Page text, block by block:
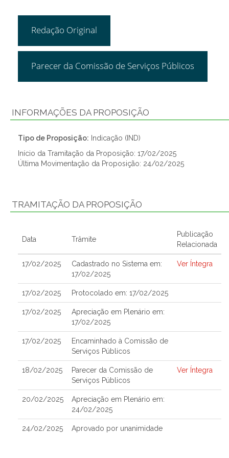
Redação Original
Parecer da Comissão de Serviços Públicos
INFORMAÇÕES DA PROPOSIÇÃO
Tipo de Proposição: Indicação (IND)
Início da Tramitação da Proposição: 17/02/2025
Última Movimentação da Proposição: 24/02/2025
TRAMITAÇÃO DA PROPOSIÇÃO
Data Trâmite
Publicação
Relacionada
17/02/2025
Cadastrado no Sistema em:
17/02/2025
Ver Íntegra
17/02/2025 Protocolado em: 17/02/2025
17/02/2025
Apreciação em Plenário em:
17/02/2025
17/02/2025
Encaminhado à Comissão de
Serviços Públicos
18/02/2025
Parecer da Comissão de
Serviços Públicos
Ver Íntegra
20/02/2025
Apreciação em Plenário em:
24/02/2025
24/02/2025 Aprovado por unanimidade